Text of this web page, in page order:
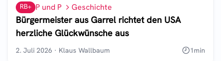
RB+ P und P Geschichte
Bürgermeister aus Garrel richtet den USA
herzliche Glückwünsche aus
2. Juli 2026 · Klaus Wallbaum 1min